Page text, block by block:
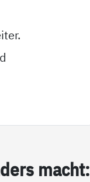
macht: